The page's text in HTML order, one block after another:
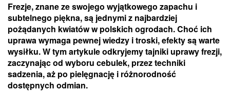
Frezje, znane ze swojego wyjątkowego zapachu i
subtelnego piękna, są jednymi z najbardziej
pożądanych kwiatów w polskich ogrodach. Choć ich
uprawa wymaga pewnej wiedzy i troski, efekty są warte
wysiłku. W tym artykule odkryjemy tajniki uprawy frezji,
zaczynając od wyboru cebulek, przez techniki
sadzenia, aż po pielęgnację i różnorodność
dostępnych odmian.